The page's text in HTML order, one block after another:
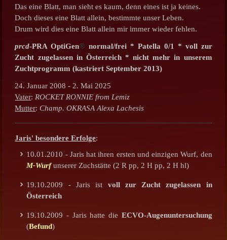
Das eine Blatt, man sieht es kaum, denn eines ist ja keines.
Doch dieses eine Blatt allein, bestimmte unser Leben.
Drum wird dies eine Blatt allein mir immer wieder fehlen.
prcd-PRA OptiGen®normal/frei * Patella 0/1 * voll zur
Zucht zugelassen in Österreich *nicht mehr in unserem
Zuchtprogramm (kastriert September 2013)
24. Januar 2008 - 2. Mai 2025
Vater: ROCKET RONNIE from Lemiz
Mutter:Champ. OKRASA Alexa Lachesis
Jaris'besondere Erfolge:
10.01.2010 - Jaris hat ihren ersten und einzigen Wurf, den
M-Wurfunserer Zuchstätte (2 R pp, 2 H pp, 2 H hl)
19.10.2009 - Jaris ist voll zur Zucht zugelassen in
Österreich
19.10.2009 - Jaris hatte die ECVO-Augenuntersuchung
(Befund)